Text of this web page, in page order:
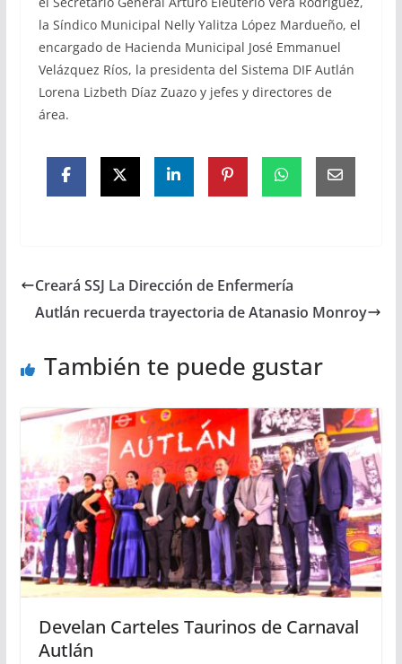
la Síndico Municipal Nelly Yalitza López Mardueño, el
encargado de Hacienda Municipal José Emmanuel
Velázquez Ríos, la presidenta del Sistema DIF Autlán
Lorena Lizbeth Díaz Zuazo y jefes y directores de
área.
Creará SSJ La Dirección de Enfermería
Autlán recuerda trayectoria de Atanasio Monroy
También te puede gustar
Develan Carteles Taurinos de Carnaval
Autlán